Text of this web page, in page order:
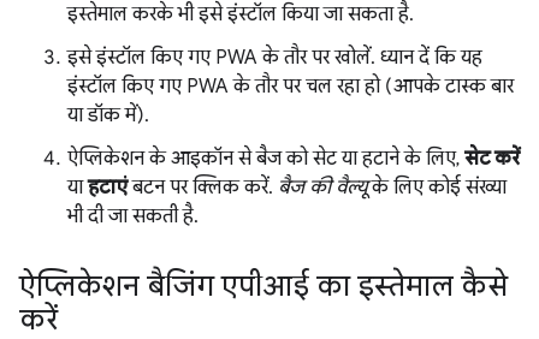
इस्तेमाल करके भी इसे इंस्टॉल किया जा सकता है.
इसे इंस्टॉल किए गए PWA के तौर पर खोलें. ध्यान दें कि यह
इंस्टॉल किए गए PWA के तौर पर चल रहा हो (आपके टास्क बार
या डॉक में).
ऐप्लिकेशन के आइकॉन से बैज को सेट या हटाने के लिए, सेट करें
याहटाएंबटन पर क्लिक करें. बैज की वैल्यूके लिए कोई संख्या
भी दी जा सकती है.
ऐप्लिकेशन बैजिंग एपीआई का इस्तेमाल कैसे
करें